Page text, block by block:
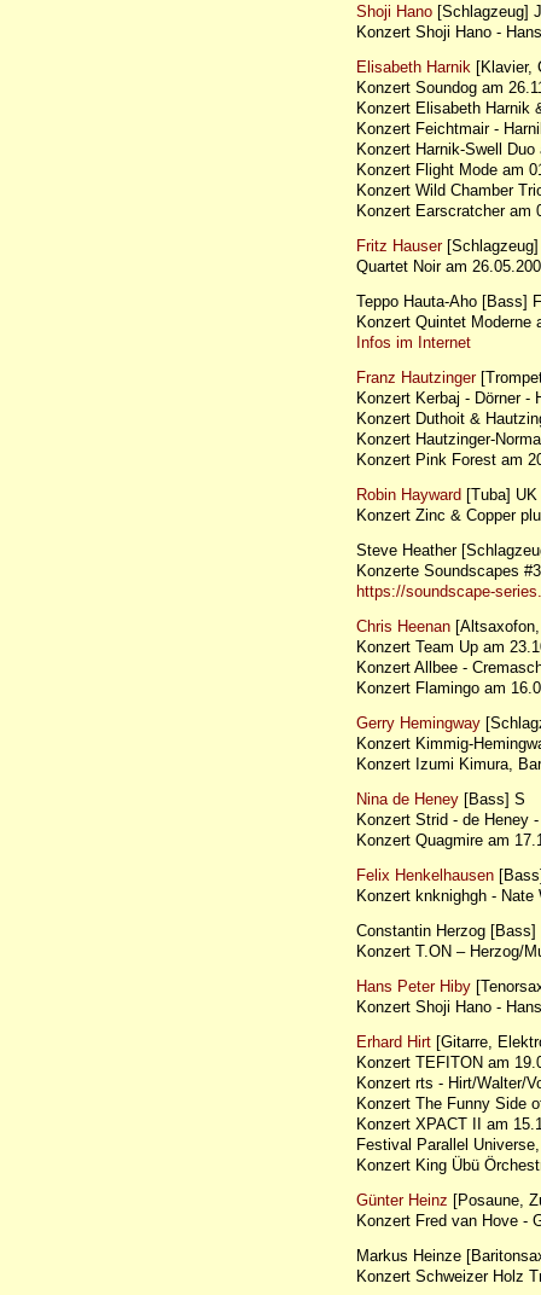
Shoji Hano [Schlagzeug]
Konzert Shoji Hano -
Elisabeth Harnik [Klavier,
Konzert Soundog am
Konzert Elisabeth Harnik
Konzert Feichtmair -
Konzert Harnik-Swell
Konzert Flight Mode am
Konzert Wild Chamber
Konzert Earscratcher am
Fritz Hauser
Quartet Noir am
Teppo Hauta-Aho [Bass] F
Konzert Quintet Moderne
Infos im Internet
Franz Hautzinger
Konzert Kerbaj - Dörner -
Konzert Duthoit &
Konzert Hautzinger-
Konzert Pink Forest am
Robin Hayward [Tuba] UK
Konzert Zinc & Copper
Steve Heather
Konzerte Soundscapes
https://soundscape-
Chris Heenan
Konzert Team Up am
Konzert Allbee -
Konzert Flamingo am
Gerry Hemingway
Konzert Kimmig-
Konzert Izumi Kimura,
Nina de Heney [Bass] S
Konzert Strid - de Heney
Konzert Quagmire am
Felix Henkelhausen
Konzert knknighgh -
Constantin Herzog [Bass]
Konzert T.ON – Herzog/
Hans Peter Hiby
Konzert Shoji Hano -
Erhard Hirt [Gitarre,
Konzert TEFITON am
Konzert rts - Hirt/Walter/
Konzert The Funny Side
Konzert XPACT II am
Festival Parallel Universe,
Konzert King Übü
Günter Heinz [Posaune,
Konzert Fred van Hove -
Markus Heinze
Konzert Schweizer Holz